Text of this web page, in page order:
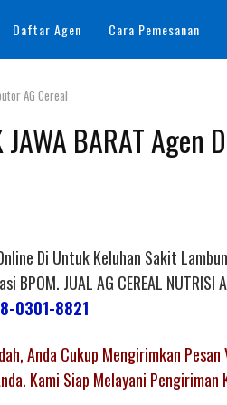
Daftar Agen Cara Pemesanan
AG Cereal
JAWA BARAT Agen
Online Di Untuk Keluhan Sakit
JUAL AG CEREAL NUTRISI
0301-8821
Anda Cukup Mengirimkan Pesan
Kami Siap Melayani Pengiriman